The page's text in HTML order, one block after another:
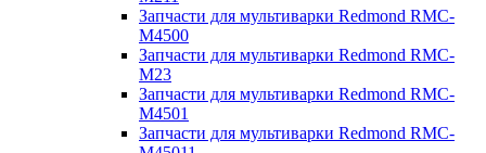
Запчасти для мультиварки Redmond RMC-
M4500
Запчасти для мультиварки Redmond RMC-
M23
Запчасти для мультиварки Redmond RMC-
M4501
Запчасти для мультиварки Redmond RMC-